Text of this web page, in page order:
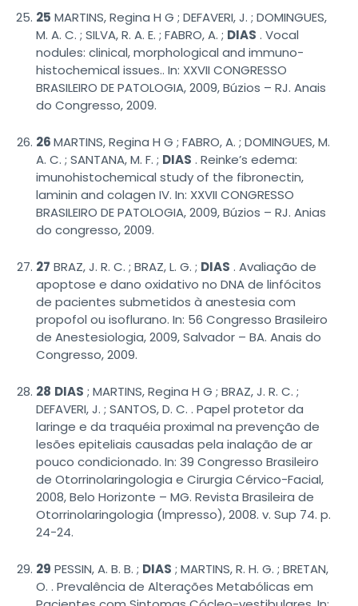
25 MARTINS, Regina H G ; DEFAVERI, J. ; DOMINGUES,
M. A. C. ; SILVA, R. A. E. ; FABRO, A. ; DIAS . Vocal
nodules: clinical, morphological and immuno-
histochemical issues.. In: XXVII CONGRESSO
BRASILEIRO DE PATOLOGIA, 2009, Búzios – RJ. Anais
do Congresso, 2009.
26MARTINS, Regina H G ; FABRO, A. ; DOMINGUES, M.
A. C. ; SANTANA, M. F. ; DIAS . Reinke’s edema:
imunohistochemical study of the fibronectin,
laminin and colagen IV. In: XXVII CONGRESSO
BRASILEIRO DE PATOLOGIA, 2009, Búzios – RJ. Anias
do congresso, 2009.
27 BRAZ, J. R. C. ; BRAZ, L. G. ; DIAS . Avaliação de
apoptose e dano oxidativo no DNA de linfócitos
de pacientes submetidos à anestesia com
propofol ou isoflurano. In: 56 Congresso Brasileiro
de Anestesiologia, 2009, Salvador – BA. Anais do
Congresso, 2009.
28 DIAS ; MARTINS, Regina H G ; BRAZ, J. R. C. ;
DEFAVERI, J. ; SANTOS, D. C. . Papel protetor da
laringe e da traquéia proximal na prevenção de
lesões epiteliais causadas pela inalação de ar
pouco condicionado. In: 39 Congresso Brasileiro
de Otorrinolaringologia e Cirurgia Cérvico-Facial,
2008, Belo Horizonte – MG. Revista Brasileira de
Otorrinolaringologia (Impresso), 2008. v. Sup 74. p.
24-24.
29 PESSIN, A. B. B. ; DIAS ; MARTINS, R. H. G. ; BRETAN,
O. . Prevalência de Alterações Metabólicas em